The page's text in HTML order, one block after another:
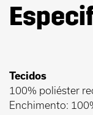
Tecidos
100% poliéster
Enchimento: